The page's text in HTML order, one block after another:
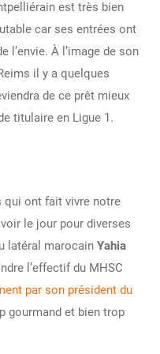
est très bien
car ses entrées ont
l’envie. À l’image de son
il y a quelques
de ce prêt mieux
titulaire en Ligue 1.
qui ont fait vivre notre
le jour pour diverses
latéral marocain Yahia
l’effectif du MHSC
par son président du
gourmand et bien trop